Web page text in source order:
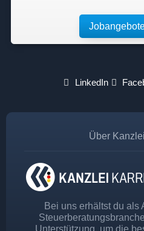
LinkedIn
Über
Bei uns erhältst du als
Unterstützung, um die